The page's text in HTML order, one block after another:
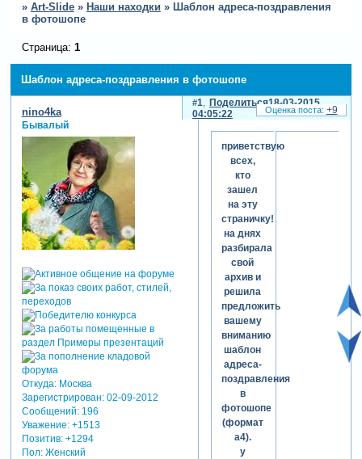
» Art-Slide » Наши находки » Шаблон адреса-поздравления
в фотошопе
Шаблон адреса-поздравления в фотошопе
Страница: 1
Поделиться
1
18-03-2015
04:05:22
nino4ka
Бывалый
Откуда:Москва
Зарегистрирован: 02-09-2012
Сообщений:196
Уважение: +1513
Позитив: +1294
Пол:Женский
приветствую
всех,
кто
зашел
на эту
страничку!
на днях
разбирала
свой
архив и
решила
предложить
вашему
вниманию
шаблон
адреса-
поздравления
в
фотошопе
(формат
а4).
у
+9